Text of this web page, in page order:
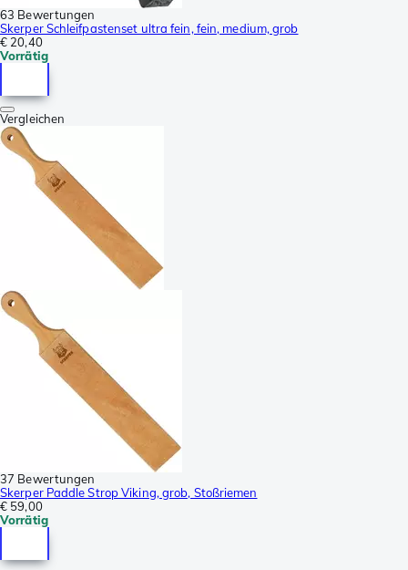
63 Bewertungen
Skerper Schleifpastenset ultra fein, fein, medium, grob
€ 20,40
Vorrätig
Vergleichen
37 Bewertungen
Skerper Paddle Strop Viking, grob, Stoßriemen
€ 59,00
Vorrätig